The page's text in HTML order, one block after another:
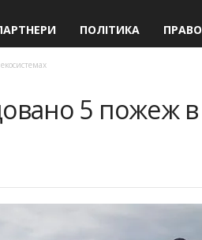
ПОЛІТИКА ПРАВО
5 пожеж в